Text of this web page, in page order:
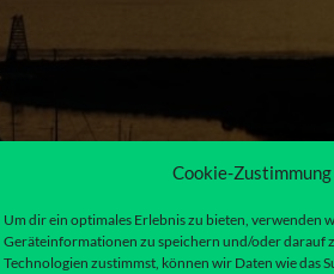
Cookie-
Um dir ein optimales Erlebnis zu bieten, verwenden
Geräteinformationen zu speichern und/oder darauf
Technologien zustimmst, können wir Daten wie das